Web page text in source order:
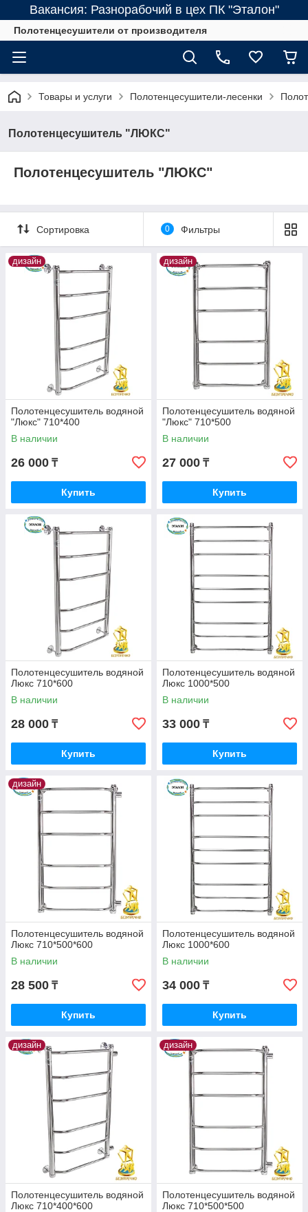
Вакансия: Разнорабочий в цех ПК "Эталон"
Полотенцесушители от производителя
Товары и услуги Полотенцесушители-лесенки
Полотенцесушитель "ЛЮКС"
Полотенцесушитель "ЛЮКС"
Сортировка 0 Фильтры
дизайн
Полотенцесушитель водяной
"Люкс" 710*400
В наличии
26 000 ₸
Купить
дизайн
Полотенцесушитель водяной
"Люкс" 710*500
В наличии
27 000 ₸
Купить
Полотенцесушитель водяной
Люкс 710*600
В наличии
28 000 ₸
Купить
Полотенцесушитель водяной
Люкс 1000*500
В наличии
33 000 ₸
Купить
дизайн
Полотенцесушитель водяной
Люкс 710*500*600
В наличии
28 500 ₸
Купить
Полотенцесушитель водяной
Люкс 1000*600
В наличии
34 000 ₸
Купить
дизайн
Полотенцесушитель водяной
Люкс 710*400*600
дизайн
Полотенцесушитель водяной
Люкс 710*500*500